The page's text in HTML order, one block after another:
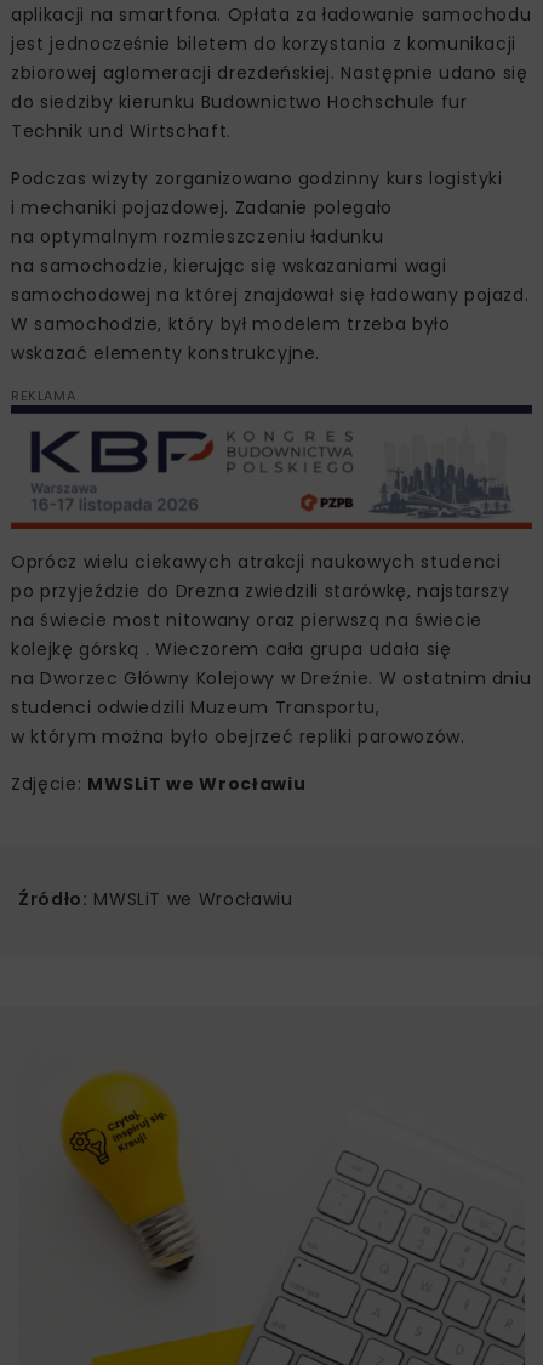
aplikacji na smartfona. Opłata za ładowanie samochodu
jest jednocześnie biletem do korzystania z komunikacji
zbiorowej aglomeracji drezdeńskiej. Następnie udano się
do siedziby kierunku Budownictwo Hochschule fur
Technik und Wirtschaft.
Podczas wizyty zorganizowano godzinny kurs logistyki
i mechaniki pojazdowej. Zadanie polegało
na optymalnym rozmieszczeniu ładunku
na samochodzie, kierując się wskazaniami wagi
samochodowej na której znajdował się ładowany pojazd.
W samochodzie, który był modelem trzeba było
wskazać elementy konstrukcyjne.
REKLAMA
Oprócz wielu ciekawych atrakcji naukowych studenci
po przyjeździe do Drezna zwiedzili starówkę, najstarszy
na świecie most nitowany oraz pierwszą na świecie
kolejkę górską . Wieczorem cała grupa udała się
na Dworzec Główny Kolejowy w Dreźnie. W ostatnim dniu
studenci odwiedzili Muzeum Transportu,
w którym można było obejrzeć repliki parowozów.
Zdjęcie: MWSLiT we Wrocławiu
Źródło: MWSLiT we Wrocławiu